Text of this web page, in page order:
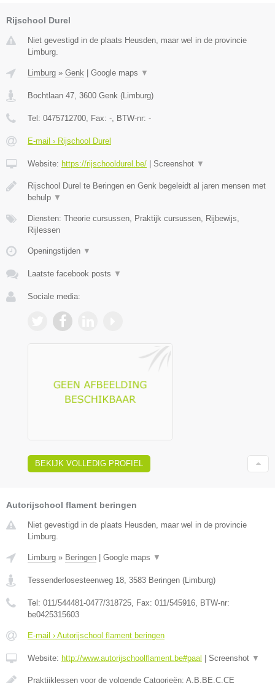
Rijschool Durel
Niet gevestigd in de plaats Heusden, maar wel in de provincie
Limburg.
Limburg » Genk Google maps ▼
Bochtlaan 47 3600 Genk ( Limburg)
Tel: 0475712700 , Fax: - , BTW-nr: -
E-mail › Rijschool Durel
Website: https://rijschooldurel.be/ Screenshot ▼
Rijschool Durel te Beringen en Genk begeleidt al jaren mensen met
behulp ▼
Diensten: Theorie cursussen, Praktijk cursussen, Rijbewijs,
Rijlessen
Openingstijden ▼
Laatste facebook posts ▼
Sociale media:
BEKIJK VOLLEDIG PROFIEL
Autorijschool flament beringen
Niet gevestigd in de plaats Heusden, maar wel in de provincie
Limburg.
Limburg » Beringen Google maps ▼
Tessenderlosesteenweg 18, 3583 Beringen (Limburg)
Tel: 011/544481-0477/318725, Fax: 011/545916, BTW-nr:
be0425315603
E-mail › Autorijschool flament beringen
Website: http://www.autorijschoolflament.be#paal Screenshot ▼
Praktijklessen voor de volgende Catgorieën: A,B,BE,C,CE